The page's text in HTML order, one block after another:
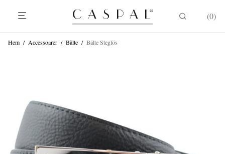
0
Hem / Accessoarer / Bälte / Bälte Steglös